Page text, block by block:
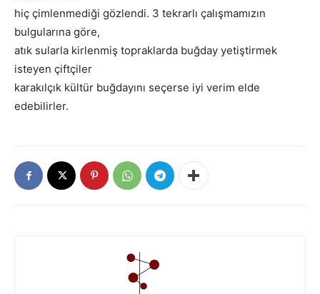
hiç çimlenmediği gözlendi. 3 tekrarlı çalışmamızın
bulgularına göre,
atık sularla kirlenmiş topraklarda buğday yetiştirmek
isteyen çiftçiler
karakılçık kültür buğdayını seçerse iyi verim elde
edebilirler.